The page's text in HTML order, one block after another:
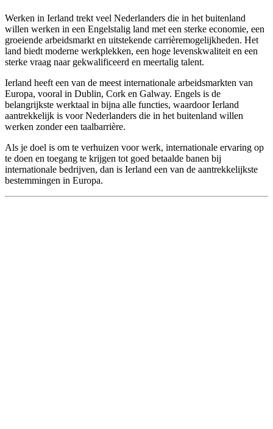
Werken in Ierland trekt veel Nederlanders die in het buitenland
willen werken in een Engelstalig land met een sterke economie, een
groeiende arbeidsmarkt en uitstekende carrièremogelijkheden. Het
land biedt moderne werkplekken, een hoge levenskwaliteit en een
sterke vraag naar gekwalificeerd en meertalig talent.
Ierland heeft een van de meest internationale arbeidsmarkten van
Europa, vooral in Dublin, Cork en Galway. Engels is de
belangrijkste werktaal in bijna alle functies, waardoor Ierland
aantrekkelijk is voor Nederlanders die in het buitenland willen
werken zonder een taalbarrière.
Als je doel is om te verhuizen voor werk, internationale ervaring op
te doen en toegang te krijgen tot goed betaalde banen bij
internationale bedrijven, dan is Ierland een van de aantrekkelijkste
bestemmingen in Europa.